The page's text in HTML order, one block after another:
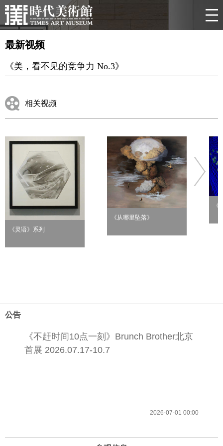
最新视频
《美，看不见的竞争力 No.3》
相关视频
《灵语》系列
《从哪里坠落》
《
公告
《不赶时间10点一刻》Brunch Brother北京
首展 2026.07.17-10.7
2026-07-01 00:00